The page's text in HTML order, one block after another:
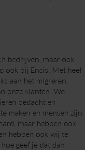
bedrijven, maar ook
ook bij Encis. Met heel
aan het migreren,
onze klanten. We
bedacht en
maken en mensen zijn
maar hebben ook
hebben ook wij te
geef je dat dan